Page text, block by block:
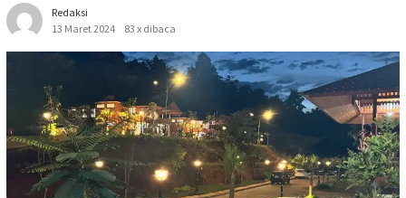
Redaksi
13 Maret 2024
83 x dibaca